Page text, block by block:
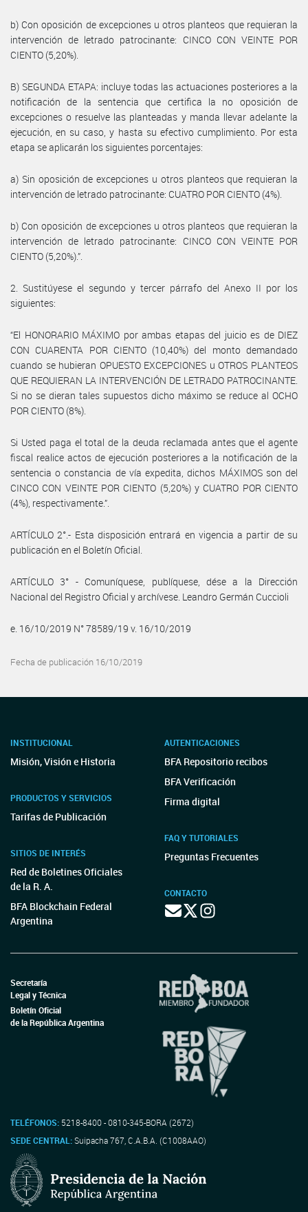
b) Con oposición de excepciones u otros planteos que requieran la
intervención de letrado patrocinante: CINCO CON VEINTE POR
CIENTO (5,20%).
B) SEGUNDA ETAPA: incluye todas las actuaciones posteriores a la
notificación de la sentencia que certifica la no oposición de
excepciones o resuelve las planteadas y manda llevar adelante la
ejecución, en su caso, y hasta su efectivo cumplimiento. Por esta
etapa se aplicarán los siguientes porcentajes:
a) Sin oposición de excepciones u otros planteos que requieran la
intervención de letrado patrocinante: CUATRO POR CIENTO (4%).
b) Con oposición de excepciones u otros planteos que requieran la
intervención de letrado patrocinante: CINCO CON VEINTE POR
CIENTO (5,20%).”.
2. Sustitúyese el segundo y tercer párrafo del Anexo II por los
siguientes:
“El HONORARIO MÁXIMO por ambas etapas del juicio es de DIEZ
CON CUARENTA POR CIENTO (10,40%) del monto demandado
cuando se hubieran OPUESTO EXCEPCIONES u OTROS PLANTEOS
QUE REQUIERAN LA INTERVENCIÓN DE LETRADO PATROCINANTE.
Si no se dieran tales supuestos dicho máximo se reduce al OCHO
POR CIENTO (8%).
Si Usted paga el total de la deuda reclamada antes que el agente
fiscal realice actos de ejecución posteriores a la notificación de la
sentencia o constancia de vía expedita, dichos MÁXIMOS son del
CINCO CON VEINTE POR CIENTO (5,20%) y CUATRO POR CIENTO
(4%), respectivamente.”.
ARTÍCULO 2°.- Esta disposición entrará en vigencia a partir de su
publicación en el Boletín Oficial.
ARTÍCULO 3° - Comuníquese, publíquese, dése a la Dirección
Nacional del Registro Oficial y archívese. Leandro Germán Cuccioli
e. 16/10/2019 N° 78589/19 v. 16/10/2019
Fecha de publicación 16/10/2019
INSTITUCIONAL
Misión, Visión e Historia
PRODUCTOS Y SERVICIOS
Tarifas de Publicación
SITIOS DE INTERÉS
Red de Boletines Oficiales
de la R. A.
BFA Blockchain Federal
Argentina
AUTENTICACIONES
BFA Repositorio recibos
BFA Verificación
Firma digital
FAQ Y TUTORIALES
Preguntas Frecuentes
CONTACTO
Secretaría
Legal y Técnica
Boletín Oficial
de la República Argentina
TELÉFONOS: 5218-8400 - 0810-345-BORA (2672)
SEDE CENTRAL:Suipacha 767, C.A.B.A. (C1008AAO)